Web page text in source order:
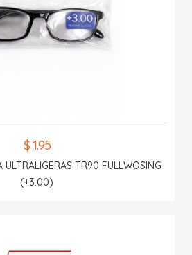
$ 1.95
ULTRALIGERAS TR90 FULLWOSING
(+3.00)